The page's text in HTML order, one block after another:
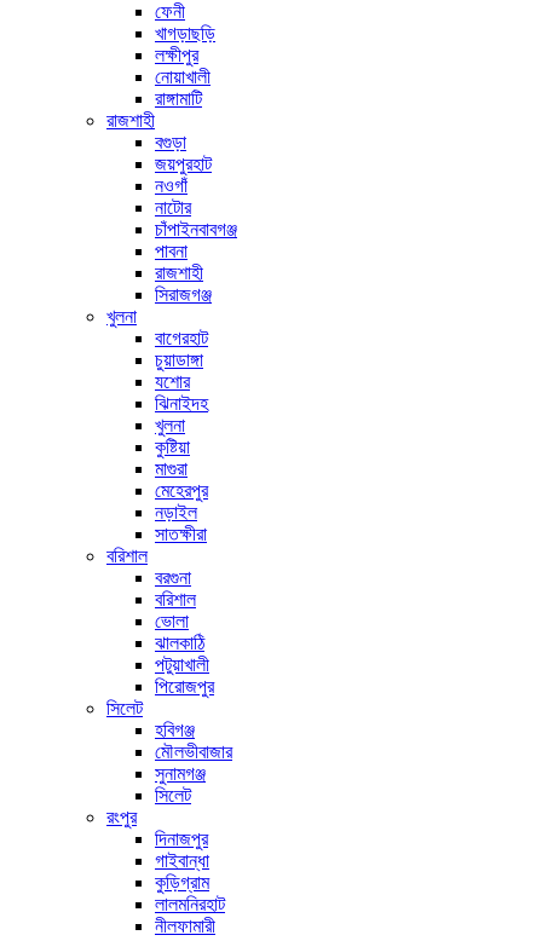
ফেনী
খাগড়াছড়ি
লক্ষীপুর
নোয়াখালী
রাঙ্গামাটি
রাজশাহী
বগুড়া
জয়পুরহাট
নওগাঁ
নাটোর
চাঁপাইনবাবগঞ্জ
পাবনা
রাজশাহী
সিরাজগঞ্জ
খুলনা
বাগেরহাট
চুয়াডাঙ্গা
যশোর
ঝিনাইদহ
খুলনা
কুষ্টিয়া
মাগুরা
মেহেরপুর
নড়াইল
সাতক্ষীরা
বরিশাল
বরগুনা
বরিশাল
ভোলা
ঝালকাঠি
পটুয়াখালী
পিরোজপুর
সিলেট
হবিগঞ্জ
মৌলভীবাজার
সুনামগঞ্জ
সিলেট
রংপুর
দিনাজপুর
গাইবান্ধা
কুড়িগ্রাম
লালমনিরহাট
নীলফামারী